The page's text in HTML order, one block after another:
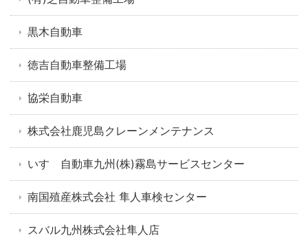
黒木自動車
徳吉自動車整備工場
協栄自動車
株式会社鹿児島クレーンメンテナンス
いすゞ自動車九州(株)霧島サービスセンター
南国殖産株式会社 隼人車検センター
スバル九州株式会社隼人店